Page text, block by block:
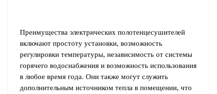
Преимущества электрических полотенцесушителей
включают простоту установки, возможность
регулировки температуры, независимость от системы
горячего водоснабжения и возможность использования
в любое время года. Они также могут служить
дополнительным источником тепла в помещении, что